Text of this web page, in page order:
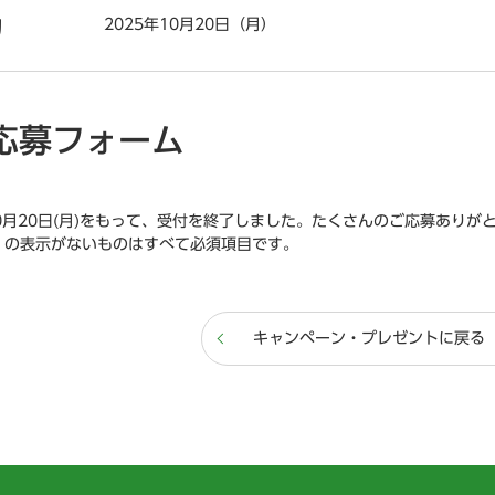
2025年10月20日（月）
募フォーム
20日(月)をもって、受付を終了しました。たくさんのご応募ありがと
表示がないものはすべて必須項目です。
キャンペーン・プレゼントに戻る